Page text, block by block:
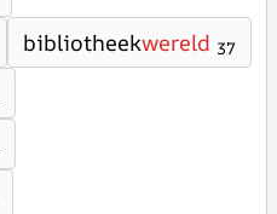
bibliotheekwereld 37